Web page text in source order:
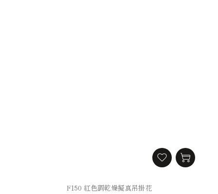
F150 紅色調乾燥擬真吊掛花